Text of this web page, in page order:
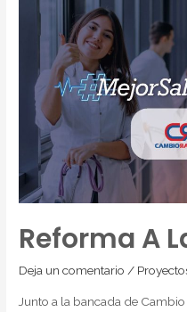
Reforma A
Deja un comentario /
Junto a la bancada de